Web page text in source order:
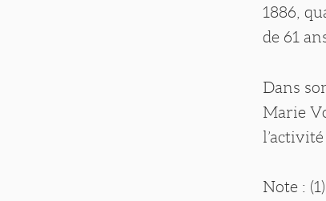
1886,
de 61
Dans
Marie
Note :